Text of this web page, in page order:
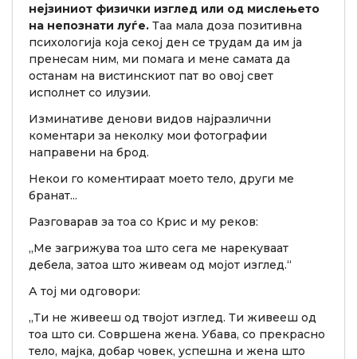
нејзиниот физички изглед или од мислењето
на непознати луѓе. Таа мала доза позитивна
психологија која секој ден се трудам да им ја
пренесам ним, ми помага и мене самата да
останам на вистинскиот пат во овој свет
исполнет со илузии.
Изминативе денови видов најразлични
коментари за неколку мои фотографии
направени на брод.
Некои го коментираат моето тело, други ме
бранат...
Разговарав за тоа со Крис и му реков:
„Ме загрижува тоа што сега ме нарекуваат
дебела, затоа што живеам од мојот изглед.“
А тој ми одговори:
„Ти не живееш од твојот изглед. Ти живееш од
тоа што си. Совршена жена. Убава, со прекрасно
тело, мајка, добар човек, успешна и жена што